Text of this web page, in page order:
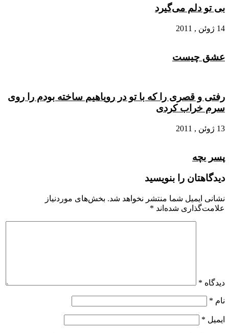
بی تو دلم می‌گیرد
14 ژوئن , 2011
عشق چیست
رفتی و قصری را که با تو در رویاهیم ساخته بودم را روی
سرم خراب کردی
13 ژوئن , 2011
پسر بچه
دیدگاهتان را بنویسید
نشانی ایمیل شما منتشر نخواهد شد. بخش‌های موردنیاز
علامت‌گذاری شده‌اند *
دیدگاه *
نام *
ایمیل *